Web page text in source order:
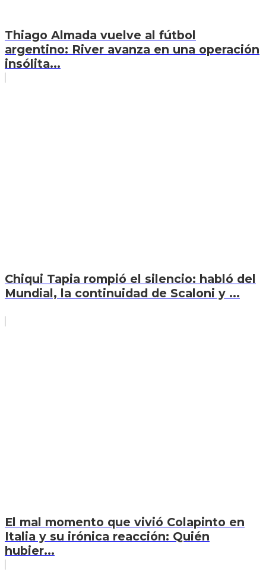
Thiago Almada vuelve al fútbol
argentino: River avanza en una operación
insólita...
Chiqui Tapia rompió el silencio: habló del
Mundial, la continuidad de Scaloni y ...
El mal momento que vivió Colapinto en
Italia y su irónica reacción: Quién
hubier...